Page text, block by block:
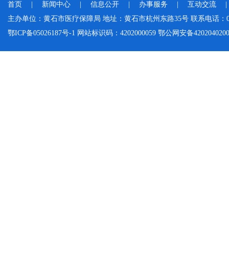
首页 新闻中心 信息公开 办事服务 互动交流
主办单位：黄石市医疗保障局 地址：黄石市杭州东路35号 联系电话：
鄂ICP备05026187号-1 网站标识码：4202000059 鄂公网安备